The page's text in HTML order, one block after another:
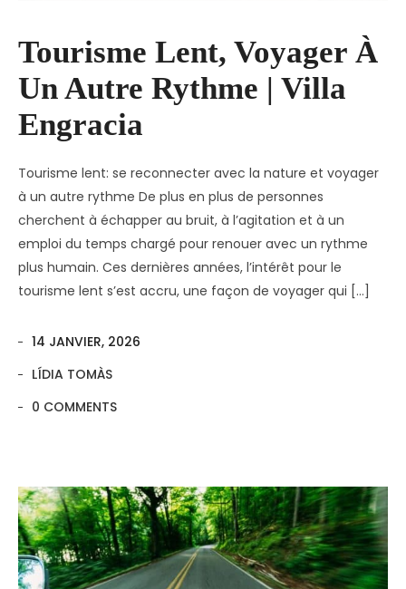
Tourisme Lent, Voyager À
Un Autre Rythme | Villa
Engracia
Tourisme lent: se reconnecter avec la nature et voyager
à un autre rythme De plus en plus de personnes
cherchent à échapper au bruit, à l’agitation et à un
emploi du temps chargé pour renouer avec un rythme
plus humain. Ces dernières années, l’intérêt pour le
tourisme lent s’est accru, une façon de voyager qui […]
14 JANVIER, 2026
LÍDIA TOMÀS
0 COMMENTS